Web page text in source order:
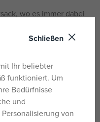
wo es immer dabei
im Zimmer und
Schließen
Ihr beliebter
funktioniert. Um
Bedürfnisse
und
von